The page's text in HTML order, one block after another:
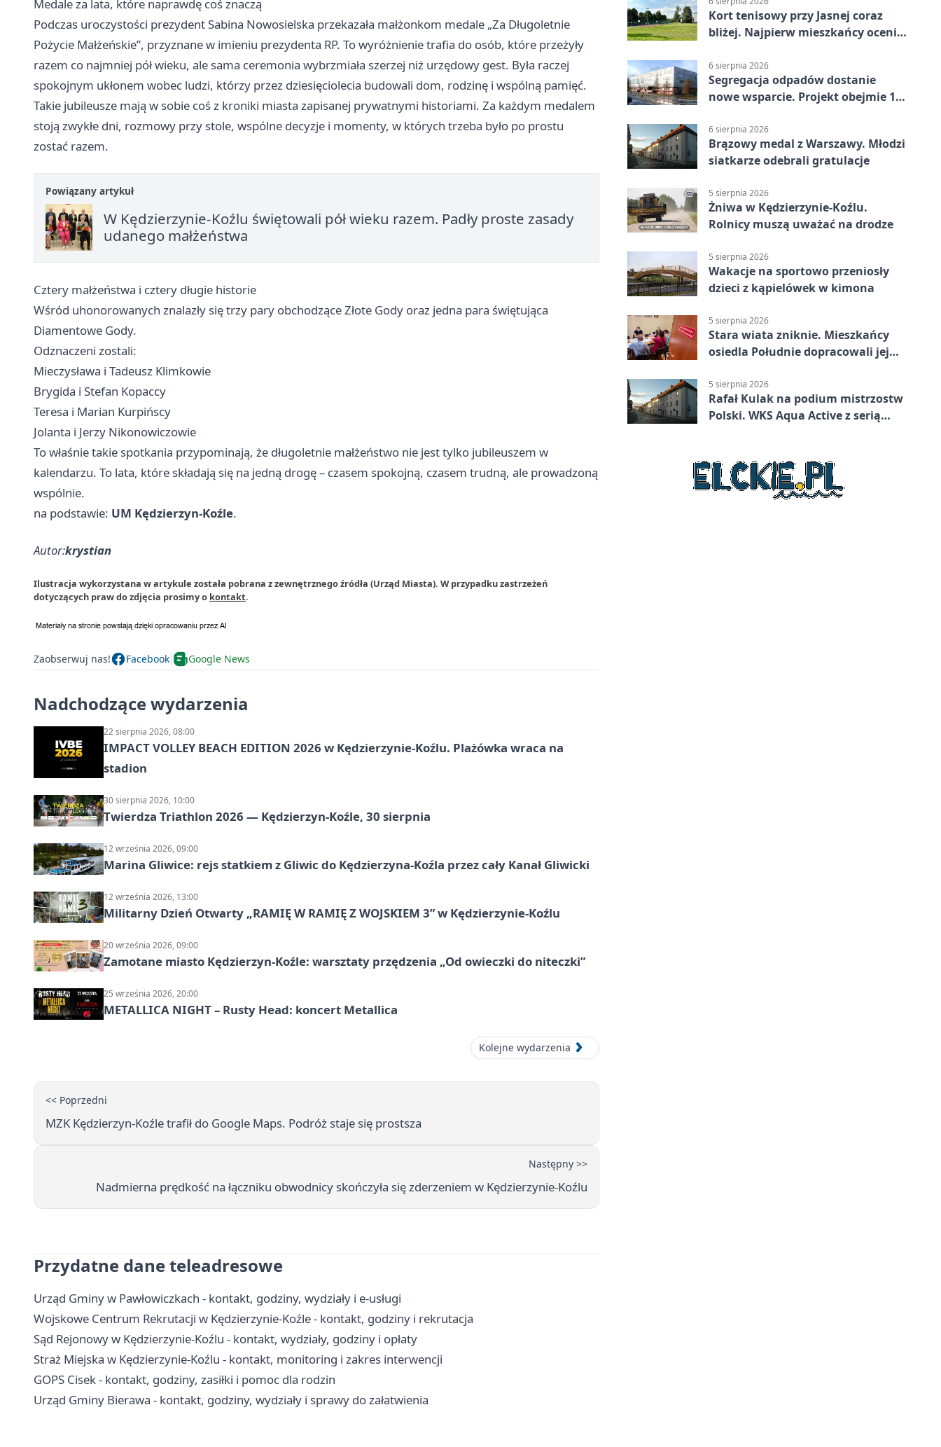
Medale za lata, które naprawdę coś znaczą
Podczas uroczystości prezydent Sabina Nowosielska przekazała małżonkom medale „Za Długoletnie
Pożycie Małżeńskie”, przyznane w imieniu prezydenta RP. To wyróżnienie trafia do osób, które przeżyły
razem co najmniej pół wieku, ale sama ceremonia wybrzmiała szerzej niż urzędowy gest. Była raczej
spokojnym ukłonem wobec ludzi, którzy przez dziesięciolecia budowali dom, rodzinę i wspólną pamięć.
Takie jubileusze mają w sobie coś z kroniki miasta zapisanej prywatnymi historiami. Za każdym medalem
stoją zwykłe dni, rozmowy przy stole, wspólne decyzje i momenty, w których trzeba było po prostu
zostać razem.
Powiązany artykuł
W Kędzierzynie-Koźlu świętowali pół wieku razem. Padły proste zasady
udanego małżeństwa
Cztery małżeństwa i cztery długie historie
Wśród uhonorowanych znalazły się trzy pary obchodzące Złote Gody oraz jedna para świętująca
Diamentowe Gody.
Odznaczeni zostali:
Mieczysława i Tadeusz Klimkowie
Brygida i Stefan Kopaccy
Teresa i Marian Kurpińscy
Jolanta i Jerzy Nikonowiczowie
To właśnie takie spotkania przypominają, że długoletnie małżeństwo nie jest tylko jubileuszem w
kalendarzu. To lata, które składają się na jedną drogę – czasem spokojną, czasem trudną, ale prowadzoną
wspólnie.
na podstawie: UM Kędzierzyn-Koźle.
Autor:krystian
Ilustracja wykorzystana w artykule została pobrana z zewnętrznego źródła (Urząd Miasta). W przypadku zastrzeżeń
dotyczących praw do zdjęcia prosimy o kontakt.
Zaobserwuj nas! Facebook Google News
Nadchodzące wydarzenia
22 sierpnia 2026, 08:00
IMPACT VOLLEY BEACH EDITION 2026 w Kędzierzynie-Koźlu. Plażówka wraca na
stadion
30 sierpnia 2026, 10:00
Twierdza Triathlon 2026 — Kędzierzyn-Koźle, 30 sierpnia
12 września 2026, 09:00
Marina Gliwice: rejs statkiem z Gliwic do Kędzierzyna-Koźla przez cały Kanał Gliwicki
12 września 2026, 13:00
Militarny Dzień Otwarty „RAMIĘ W RAMIĘ Z WOJSKIEM 3” w Kędzierzynie-Koźlu
20 września 2026, 09:00
Zamotane miasto Kędzierzyn-Koźle: warsztaty przędzenia „Od owieczki do niteczki”
25 września 2026, 20:00
METALLICA NIGHT – Rusty Head: koncert Metallica
Kolejne wydarzenia
<< Poprzedni
MZK Kędzierzyn-Koźle trafił do Google Maps. Podróż staje się prostsza
Następny >>
Nadmierna prędkość na łączniku obwodnicy skończyła się zderzeniem w Kędzierzynie-Koźlu
Przydatne dane teleadresowe
Urząd Gminy w Pawłowiczkach - kontakt, godziny, wydziały i e-usługi
Wojskowe Centrum Rekrutacji w Kędzierzynie-Koźle - kontakt, godziny i rekrutacja
Sąd Rejonowy w Kędzierzynie-Koźlu - kontakt, wydziały, godziny i opłaty
Straż Miejska w Kędzierzynie-Koźlu - kontakt, monitoring i zakres interwencji
GOPS Cisek - kontakt, godziny, zasiłki i pomoc dla rodzin
Urząd Gminy Bierawa - kontakt, godziny, wydziały i sprawy do załatwienia
Kort tenisowy przy Jasnej coraz
bliżej. Najpierw mieszkańcy ocenią
6 sierpnia 2026
Segregacja odpadów dostanie
nowe wsparcie. Projekt obejmie 15
6 sierpnia 2026
Brązowy medal z Warszawy. Młodzi
siatkarze odebrali gratulacje
5 sierpnia 2026
Żniwa w Kędzierzynie-Koźlu.
Rolnicy muszą uważać na drodze
5 sierpnia 2026
Wakacje na sportowo przeniosły
dzieci z kąpielówek w kimona
5 sierpnia 2026
Stara wiata zniknie. Mieszkańcy
osiedla Południe dopracowali jej
5 sierpnia 2026
Rafał Kulak na podium mistrzostw
Polski. WKS Aqua Active z serią